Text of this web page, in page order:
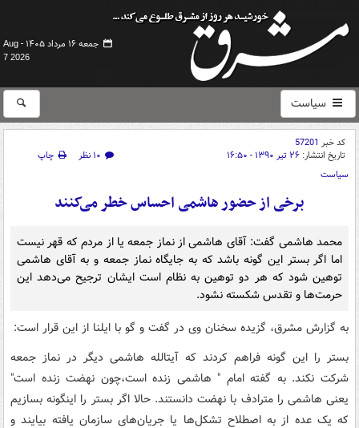
جمعه ۱۶ مرداد ۱۴۰۵ -
Aug
7 2026
سیاست
کد خبر 57201
تاریخ انتشار: ۲۶ تیر ۱۳۹۰ - ۱۶:۵۰ ۱۰ نظر
چاپ
سیاست
برخی از حضور هاشمی احساس خطر می‌کنند
محمد هاشمی گفت: آقای هاشمی از نماز جمعه یا از مردم که قهر نیست
اما اگر بستر این گونه باشد که به جایگاه نماز جمعه و به آقای هاشمی
توهین شود که هر دو توهین به نظام است ایشان ترجیح می‌دهد این
حرمت‌ها و تقدس شکسته نشود.
به گزارش مشرق، گزیده سخنان وی در گفت و گو با ایلنا از این قرار است:
بستر را این گونه فراهم کردند که آیت​الله هاشمی دیگر در نماز جمعه
شرکت نکند. به گفته امام " هاشمی زنده است،‌چون نهضت زنده است"
یعنی هاشمی را مترادف با نهضت دانستند. حالا اگر بستر را اینگونه بسازیم
که یک عده از به اصطلاح تشکل‌ها یا جریان‌های سازمان یافته بیایند و